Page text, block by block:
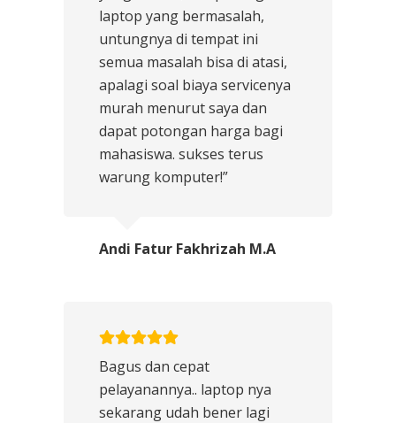
laptop yang bermasalah,
untungnya di tempat ini
semua masalah bisa di atasi,
apalagi soal biaya servicenya
murah menurut saya dan
dapat potongan harga bagi
mahasiswa. sukses terus
warung komputer!”
Andi Fatur Fakhrizah M.A
Bagus dan cepat
pelayanannya.. laptop nya
sekarang udah bener lagi